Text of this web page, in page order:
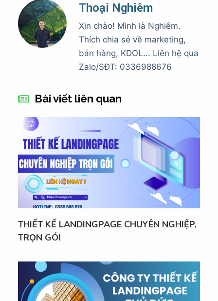
Thoại Nghiêm
Xin chào! Mình là Nghiêm.
Thích chia sẻ về marketing,
bán hàng, KDOL... Liên hệ qua
Zalo/SĐT: 0336988676
Bài viết liên quan
THIẾT KẾ LANDINGPAGE CHUYÊN NGHIỆP,
TRỌN GÓI